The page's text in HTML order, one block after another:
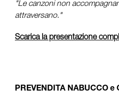
"Le canzoni non
attraversano."
Scarica la presentazione
PREVENDITA NABUCCO e